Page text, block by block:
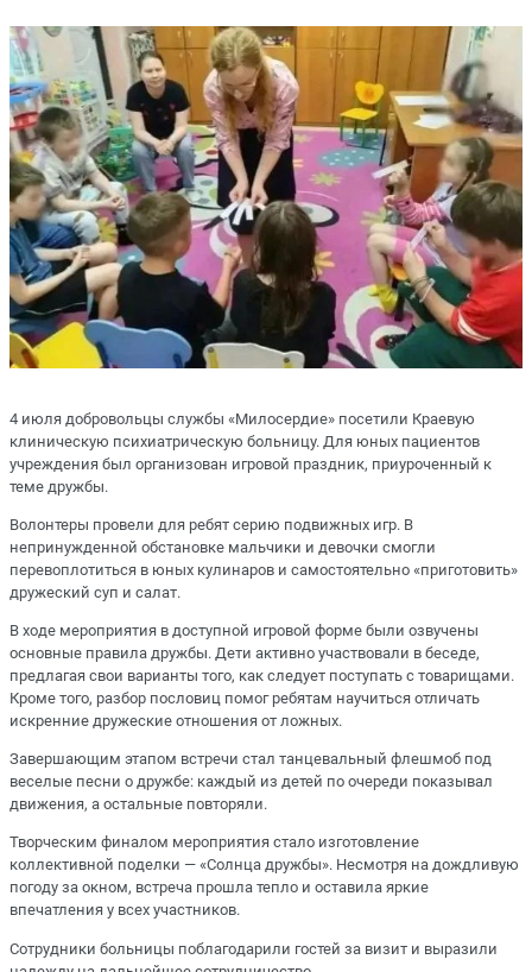
4 июля добровольцы службы «Милосердие» посетили Краевую
клиническую психиатрическую больницу. Для юных пациентов
учреждения был организован игровой праздник, приуроченный к
теме дружбы.
Волонтеры провели для ребят серию подвижных игр. В
непринужденной обстановке мальчики и девочки смогли
перевоплотиться в юных кулинаров и самостоятельно «приготовить»
дружеский суп и салат.
В ходе мероприятия в доступной игровой форме были озвучены
основные правила дружбы. Дети активно участвовали в беседе,
предлагая свои варианты того, как следует поступать с товарищами.
Кроме того, разбор пословиц помог ребятам научиться отличать
искренние дружеские отношения от ложных.
Завершающим этапом встречи стал танцевальный флешмоб под
веселые песни о дружбе: каждый из детей по очереди показывал
движения, а остальные повторяли.
Творческим финалом мероприятия стало изготовление
коллективной поделки — «Солнца дружбы». Несмотря на дождливую
погоду за окном, встреча прошла тепло и оставила яркие
впечатления у всех участников.
Сотрудники больницы поблагодарили гостей за визит и выразили